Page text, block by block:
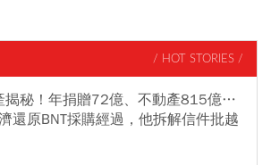
/ HOT STORIES /
揭秘！年捐贈72億、不動產815億…
還原BNT採購經過，他拆解信件批越